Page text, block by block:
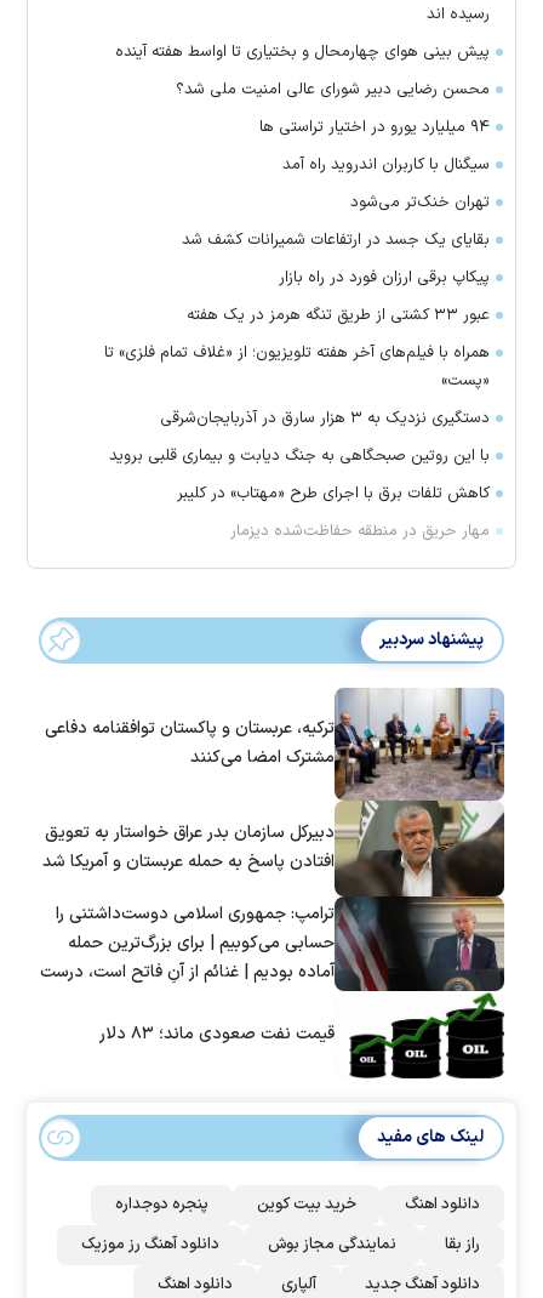
رسیده اند
پیش بینی هوای چهارمحال و بختیاری تا اواسط هفته آینده
محسن رضایی دبیر شورای عالی امنیت ملی شد؟
۹۴ میلیارد یورو در اختیار تراستی ها
سیگنال با کاربران اندروید راه آمد
تهران خنک‌تر می‌شود
بقایای یک جسد در ارتفاعات شمیرانات کشف شد
پیکاپ برقی ارزان فورد در راه بازار
عبور ۳۳ کشتی از طریق تنگه هرمز در یک هفته
همراه با فیلم‌های آخر هفته تلویزیون؛ از «غلاف تمام فلزی» تا
«پست»
دستگیری نزدیک به ۳ هزار سارق در آذربایجان‌شرقی
با این روتین صبحگاهی به جنگ دیابت و بیماری قلبی بروید
کاهش تلفات برق با اجرای طرح «مهتاب» در کلیبر
مهار حریق در منطقه حفاظت‌شده دیزمار
پیشنهاد سردبیر
ترکیه، عربستان و پاکستان توافقنامه دفاعی
مشترک امضا می‌کنند
دبیرکل سازمان بدر عراق خواستار به تعویق
افتادن پاسخ به حمله عربستان و آمریکا شد
ترامپ: جمهوری اسلامی دوست‌داشتنی را
حسابی می‌کوبیم | برای بزرگ‌ترین حمله
آماده بودیم | غنائم از آنِ فاتح است، درست
قیمت نفت صعودی ماند؛ ۸۳ دلار
لینک های مفید
دانلود اهنگ خرید بیت کوین
پنجره دوجداره
راز بقا
نمایندگی مجاز بوش
دانلود آهنگ رز‌ موزیک
دانلود آهنگ جدید
آلپاری دانلود اهنگ